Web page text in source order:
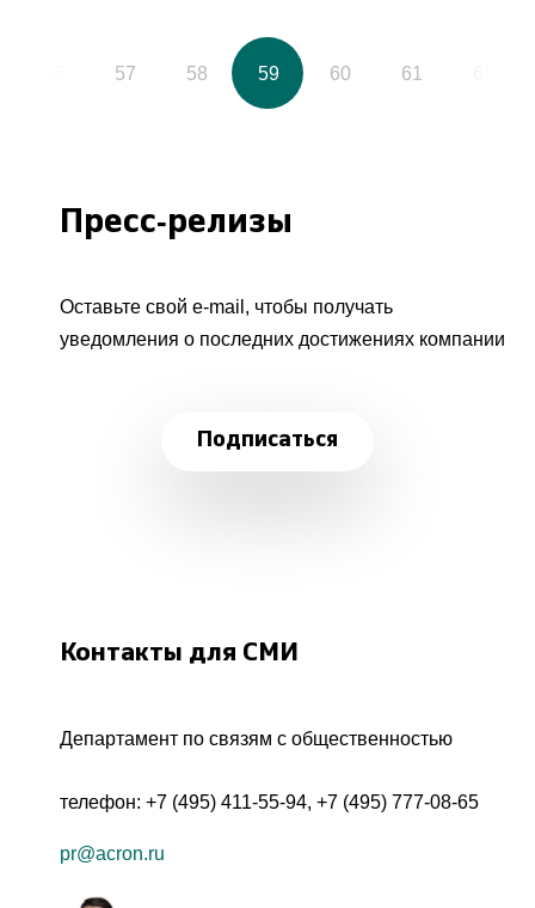
57 58 59 60 61
Пресс-релизы
Оставьте свой e-mail, чтобы получать
уведомления о последних достижениях компании
Подписаться
Контакты для СМИ
Департамент по связям с общественностью
телефон: +7 (495) 411-55-94, +7 (495) 777-08-65
pr@acron.ru